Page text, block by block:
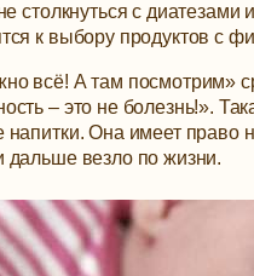
столкнуться с
к выбору продуктов с
всё! А там посмотрим»
– это не болезнь!».
напитки. Она имеет
везло по жизни.